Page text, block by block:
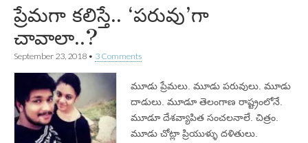
ప్రేమగా కలిస్తే.. ‘పరువు’గా
చావాలా..?
September 23, 2018 • 3 Comments
మూడు ప్రేమలు. మూడు పరువులు. మూడు
దాడులు. మూడూ తెలంగాణ రాష్ట్రంలోనే.
మూడూ దేశవ్యాపిత సంచలనాలే. చిత్రం.
మూడు చోట్లా ప్రియుళ్ళు దళితులు.